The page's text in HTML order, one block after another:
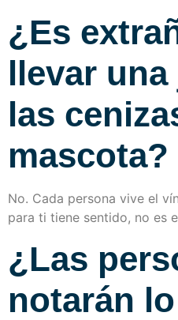
¿Es
llevar
las
mascota?
No. Cada persona vive el
para ti tiene sentido, no es
¿Las
notarán